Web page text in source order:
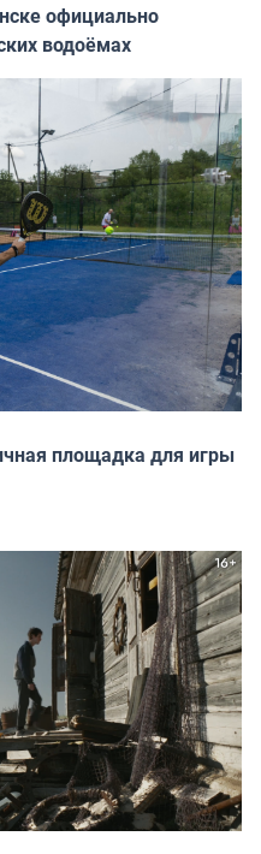
официально
водоёмах
площадка для игры